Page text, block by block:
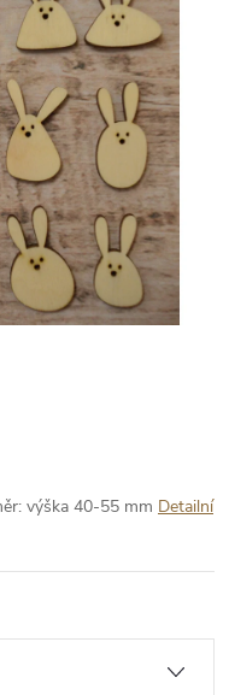
výška 40-55 mm Detailní